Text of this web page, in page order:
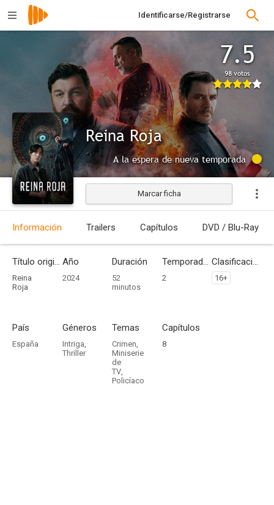
Identificarse/Registrarse
7.5
98 votos
Reina Roja
A la espera de nueva temporada
Marcar ficha
Información Trailers Capítulos DVD / Blu-Ray
Título original
Reina
Roja
Año
2024
Duración
52
minutos
Temporadas
2
Clasificación por edades
16+
País
España
Géneros
Intriga,
Thriller
Temas
Crimen,
Miniserie
de
TV,
Policíaco
Capítulos
8